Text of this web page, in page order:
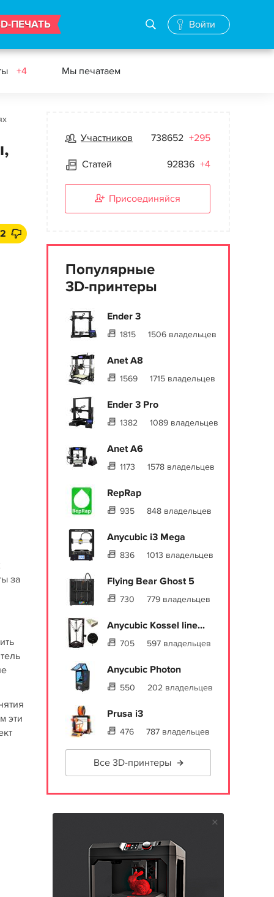
ПЕЧАТЬ Войти
+4 Мы печатаем
2
за
эти
Участников 738652 +295
Статей 92836 +4
Присоединяйся
Популярные
3D-принтеры
Ender 3
1815 1506 владельцев
Anet A8
1569 1715 владельцев
Ender 3 Pro
1382 1089 владельцев
Anet A6
1173 1578 владельцев
RepRap
935 848 владельцев
Anycubic i3 Mega
836 1013 владельцев
Flying Bear Ghost 5
730 779 владельцев
Anycubic Kossel line...
705 597 владельцев
Anycubic Photon
550 202 владельцев
Prusa i3
476 787 владельцев
Все 3D-принтеры